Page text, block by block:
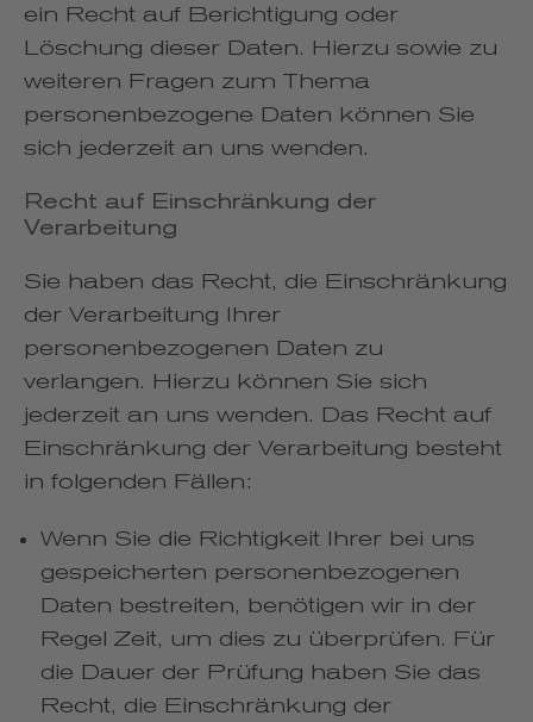
ein Recht auf Berichtigung oder
Löschung dieser Daten. Hierzu sowie zu
weiteren Fragen zum Thema
personenbezogene Daten können Sie
sich jederzeit an uns wenden.
Recht auf Einschränkung der
Verarbeitung
Sie haben das Recht, die Einschränkung
der Verarbeitung Ihrer
personenbezogenen Daten zu
verlangen. Hierzu können Sie sich
jederzeit an uns wenden. Das Recht auf
Einschränkung der Verarbeitung besteht
in folgenden Fällen:
Wenn Sie die Richtigkeit Ihrer bei uns
gespeicherten personenbezogenen
Daten bestreiten, benötigen wir in der
Regel Zeit, um dies zu überprüfen. Für
die Dauer der Prüfung haben Sie das
Recht, die Einschränkung der